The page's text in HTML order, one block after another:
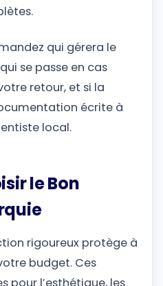
qui gérera le
se passe en cas
retour, et si la
écrite à
local.
le Bon
rigoureux protège à
budget. Ces